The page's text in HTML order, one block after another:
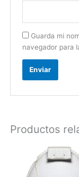
Guarda mi
navegador para
Productos